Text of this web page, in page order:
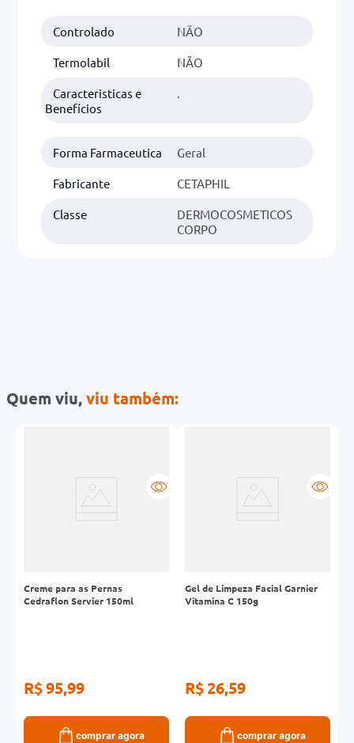
Controlado NÃO
Termolabil NÃO
Caracteristicas e
Benefícios
.
Forma Farmaceutica Geral
Fabricante CETAPHIL
Classe
DERMOCOSMETICOS
CORPO
Quem viu,viu também:
Creme para as Pernas
Cedraflon Servier 150ml
R$ 95,99
comprar agora
Gel de Limpeza Facial Garnier
Vitamina C 150g
R$ 26,59
comprar agora